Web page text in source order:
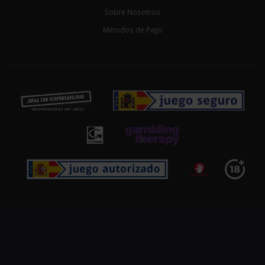
Sobre Nosotros
Métodos de Pago